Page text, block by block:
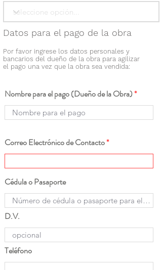
Datos para el pago de la obra
Por favor ingrese los datos personales y
bancarios del dueño de la obra para agilizar
el pago una vez que la obra sea vendida:
Nombre para el pago (Dueño de la Obra)
Correo Electrónico de Contacto
Cédula o Pasaporte
D.V.
Teléfono